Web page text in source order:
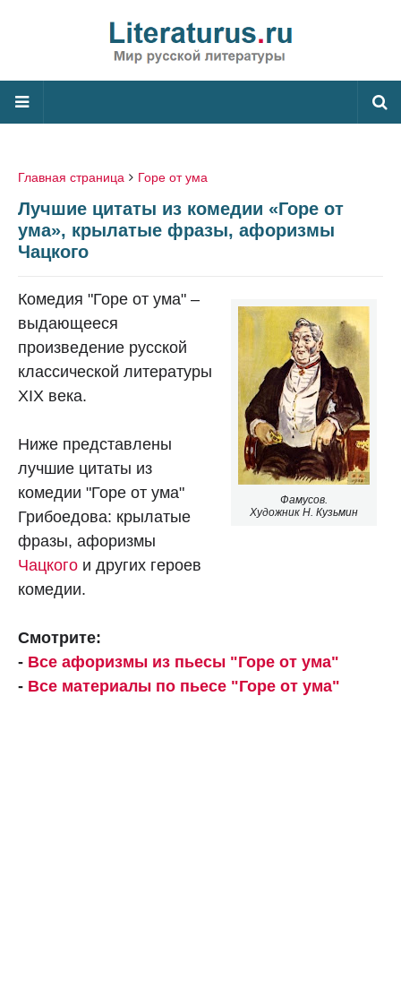
Главная страница Горе от ума
Лучшие цитаты из комедии «Горе от
ума», крылатые фразы, афоризмы
Чацкого
Фамусов.
Художник Н. Кузьмин
Комедия "Горе от ума" –
выдающееся
произведение русской
классической литературы
XIX века.
Ниже представлены
лучшие цитаты из
комедии "Горе от ума"
Грибоедова: крылатые
фразы, афоризмы
Чацкого и других героев
комедии.
Смотрите:
- Все афоризмы из пьесы "Горе от ума"
- Все материалы по пьесе "Горе от ума"